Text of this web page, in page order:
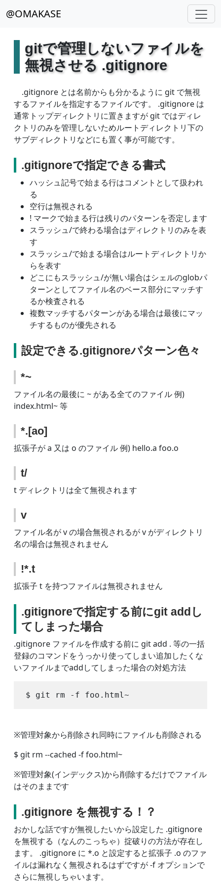
@OMAKASE
gitで管理しないファイルを
無視させる .gitignore
.gitignore とは名前からも分かるように git で無視
するファイルを指定するファイルです。 .gitignore は
通常トップディレクトリに置きますが git ではディレ
クトリのみを管理しないためルートディレクトリ下の
サブディレクトリなどにも置く事が可能です。
.gitignoreで指定できる書式
ハッシュ記号で始まる行はコメントとして扱われ
る
空行は無視される
! マークで始まる行は残りのパターンを否定します
スラッシュ/で終わる場合はディレクトリのみを表
す
スラッシュ/で始まる場合はルートディレクトリか
らを表す
どこにもスラッシュ/が無い場合はシェルのglobパ
ターンとしてファイル名のベース部分にマッチす
るか検査される
複数マッチするパターンがある場合は最後にマッ
チするものが優先される
設定できる.gitignoreパターン色々
*~
ファイル名の最後に ~ がある全てのファイル 例)
index.html~ 等
*.[ao]
拡張子が a 又は o のファイル 例) hello.a foo.o
t/
t ディレクトリは全て無視されます
v
ファイル名が v の場合無視されるが v がディレクトリ
名の場合は無視されません
!*.t
拡張子 t を持つファイルは無視されません
.gitignoreで指定する前にgit addし
てしまった場合
.gitignore ファイルを作成する前に git add . 等の一括
登録のコマンドをうっかり使ってしまい追加したくな
いファイルまでaddしてしまった場合の対処方法
※管理対象から削除され同時にファイルも削除される
$ git rm --cached -f foo.html~
※管理対象(インデックス)から削除するだけでファイル
はそのままです
.gitignore を無視する！？
おかしな話ですが無視したいから設定した .gitignore
を無視する（なんのこっちゃ）掟破りの方法が存在し
ます。 .gitignore に *.o と設定すると拡張子 .o のファ
イルは漏れなく無視されるはずですが -f オプションで
さらに無視しちゃいます。